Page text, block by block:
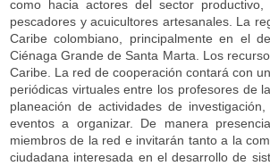
como hacia actores del sector
pescadores y acuicultores artesanales. La
Caribe colombiano, principalmente en el
Ciénaga Grande de Santa Marta. Los
Caribe. La red de cooperación contará con
periódicas virtuales entre los profesores de
planeación de actividades de
eventos a organizar. De manera
miembros de la red e invitarán tanto a la
ciudadana interesada en el desarrollo de